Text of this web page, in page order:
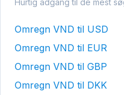
Hurtig adgang til de mest
Omregn VND til USD
Omregn VND til EUR
Omregn VND til GBP
Omregn VND til DKK